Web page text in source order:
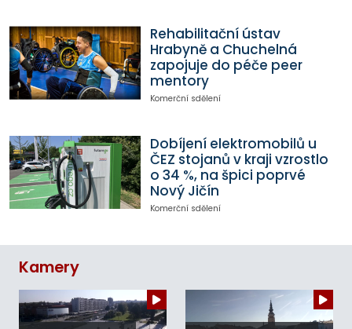
Rehabilitační ústav
Hrabyně a Chuchelná
zapojuje do péče peer
mentory
Komerční sdělení
Dobíjení elektromobilů u
ČEZ stojanů v kraji vzrostlo
o 34 %, na špici poprvé
Nový Jičín
Komerční sdělení
Kamery